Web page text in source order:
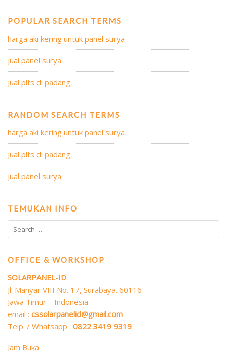
POPULAR SEARCH TERMS
harga aki kering untuk panel surya
jual panel surya
jual plts di padang
RANDOM SEARCH TERMS
harga aki kering untuk panel surya
jual plts di padang
jual panel surya
TEMUKAN INFO
OFFICE & WORKSHOP
SOLARPANEL-ID
Jl. Manyar VIII No. 17, Surabaya. 60116
Jawa Timur – Indonesia
email : cssolarpanelid@gmail.com
Telp. / Whatsapp : 0822 3419 9319
Jam Buka :